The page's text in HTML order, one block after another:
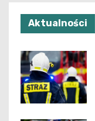
Aktualności